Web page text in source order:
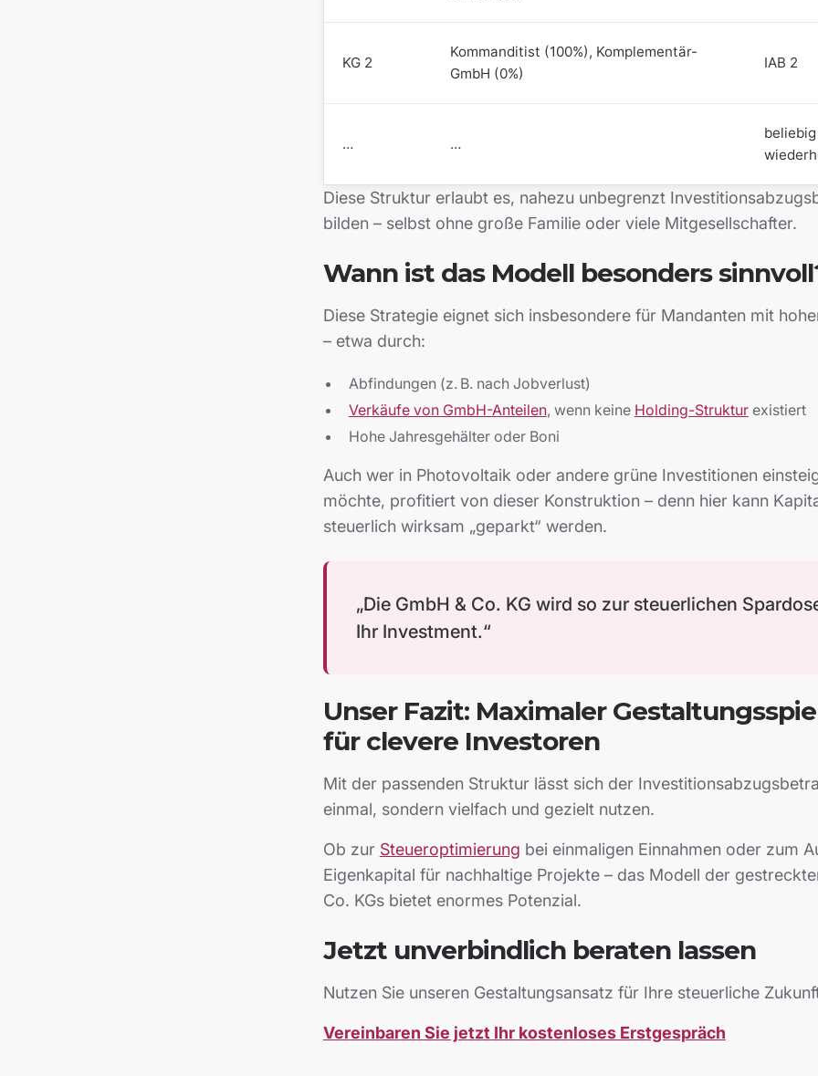
KG 2
Kommanditist (100%), Komplementär-
GmbH (0%)
IAB 2
… …
beliebig
Diese Struktur erlaubt es, nahezu unbegrenzt
bilden – selbst ohne große Familie oder viele Mitgesellschafter.
Wann ist das Modell besonders
Diese Strategie eignet sich insbesondere für Mandanten mit
– etwa durch:
Abfindungen (z. B. nach Jobverlust)
Verkäufe von GmbH-Anteilen, wenn keine Holding-Strukturexistiert
Hohe Jahresgehälter oder Boni
Auch wer in Photovoltaik oder andere grüne Investitionen
möchte, profitiert von dieser Konstruktion – denn hier kann
steuerlich wirksam „geparkt“ werden.
„Die GmbH & Co. KG wird so zur steuerlichen
Ihr Investment.“
Unser Fazit: Maximaler
für clevere Investoren
Mit der passenden Struktur lässt sich der
einmal, sondern vielfach und gezielt nutzen.
Ob zur Steueroptimierung bei einmaligen Einnahmen oder zum
Eigenkapital für nachhaltige Projekte – das Modell der
Co. KGs bietet enormes Potenzial.
Jetzt unverbindlich beraten lassen
Nutzen Sie unseren Gestaltungsansatz für Ihre steuerliche
Vereinbaren Sie jetzt Ihr kostenloses Erstgespräch